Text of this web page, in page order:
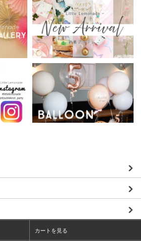
カートを見る